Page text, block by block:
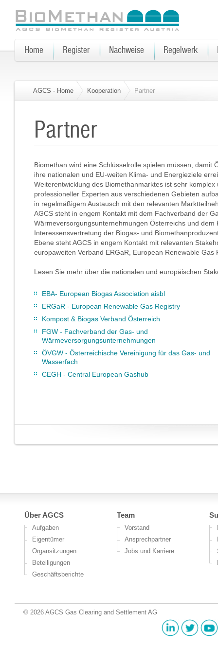
AGCS - Home Kooperation Partner
Partner
Biomethan wird eine Schlüsselrolle spielen müssen, damit
ihre nationalen und EU-weiten Klima- und Energieziele
Weiterentwicklung des Biomethanmarktes ist sehr
professioneller Experten aus verschiedenen Gebieten
in regelmäßigem Austausch mit den relevanten
AGCS steht in engem Kontakt mit dem Fachverband der
Wärmeversorgungsunternehmungen Österreichs und dem
Interessensvertretung der Biogas- und
Ebene steht AGCS in engem Kontakt mit relevanten
europaweiten Verband ERGaR, European Renewable Gas
Lesen Sie mehr über die nationalen und europäischen
EBA- European Biogas Association aisbl
ERGaR - European Renewable Gas Registry
Kompost & Biogas Verband Österreich
FGW - Fachverband der Gas- und
Wärmeversorgungsunternehmungen
ÖVGW - Österreichische Vereinigung für das Gas- und
Wasserfach
CEGH - Central European Gashub
Home Register Nachweise Regelwerk
Über AGCS
Aufgaben
Eigentümer
Organsitzungen
Beteiligungen
Geschäftsberichte
Team
Vorstand
Ansprechpartner
Jobs und Karriere
© 2026 AGCS Gas Clearing and Settlement AG